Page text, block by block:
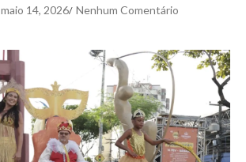
maio 14, 2026/ Nenhum Comentário